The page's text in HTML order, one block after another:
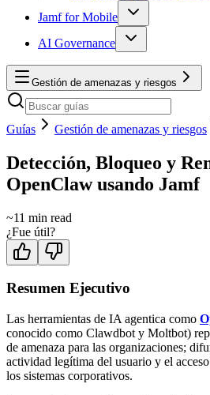
Jamf for Mobile
AI Governance
Gestión de amenazas y riesgos
Guías Gestión de amenazas y riesgos
Detección, Bloqueo y
OpenClaw usando Jamf
~11 min read
¿Fue útil?
Resumen Ejecutivo
Las herramientas de IA agentica como
conocido como Clawdbot y Moltbot)
de amenaza para las organizaciones;
actividad legítima del usuario y el
los sistemas corporativos.